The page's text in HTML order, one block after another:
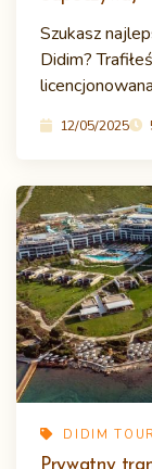
Szukasz
Didim?
12/05/2025
DIDIM TOUR